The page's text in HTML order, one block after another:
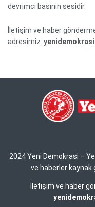
devrimci basının sesidir.
İletişim ve haber
adresimiz:
2024 Yeni Demokrasi –
ve haberler kaynak
İletişim ve haber